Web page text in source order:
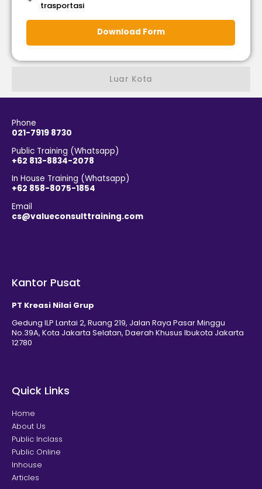
Luar Kota
trasportasi
Download Form
Phone
021-7919 8730
Public Training (Whatsapp)
+62 813-8834-2078
In House Training (Whatsapp)
+62 858-8075-1854
Email
cs@valueconsulttraining.com
Kantor Pusat
PT Kreasi Nilai Grup
Gedung ILP Lantai 2, Ruang 219, Jalan Raya Pasar Minggu
No.39A, Kota Jakarta Selatan, Daerah Khusus Ibukota Jakarta
12780
Quick Links
Home
About Us
Public Inclass
Public Online
Inhouse
Articles